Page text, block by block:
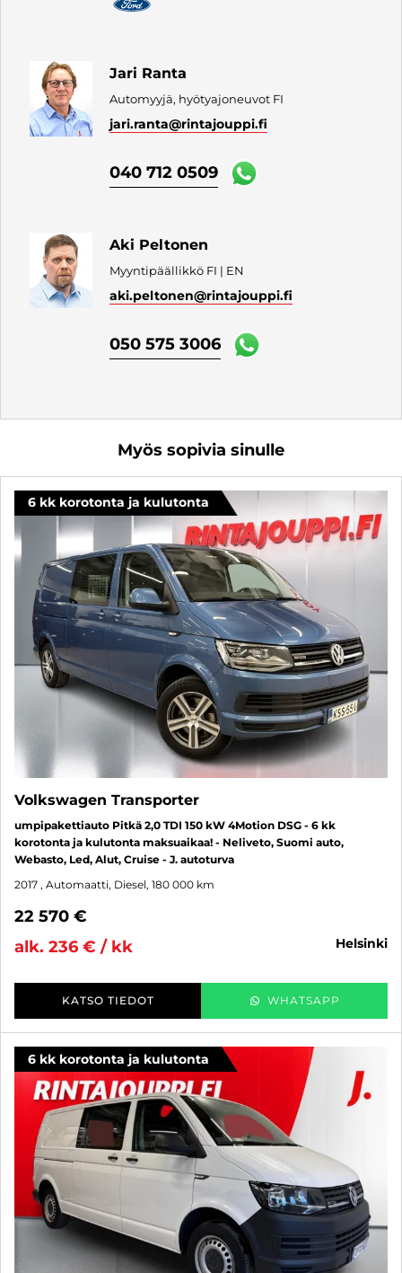
Jari Ranta
Automyyjä, hyötyajoneuvot FI
jari.ranta@rintajouppi.fi
040 712 0509
Aki Peltonen
Myyntipäällikkö FI | EN
aki.peltonen@rintajouppi.fi
050 575 3006
Myös sopivia sinulle
6 kk korotonta ja kulutonta
Volkswagen Transporter
umpipakettiauto Pitkä 2,0 TDI 150 kW 4Motion DSG - 6 kk
korotonta ja kulutonta maksuaikaa! - Neliveto, Suomi auto,
Webasto, Led, Alut, Cruise - J. autoturva
2017 , Automaatti, Diesel, 180 000 km
22 570 €
alk. 236 € / kk
helsinki
KATSO TIEDOT WHATSAPP
6 kk korotonta ja kulutonta